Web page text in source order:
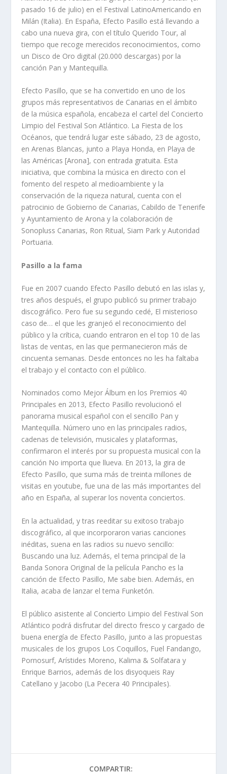
pasado 16 de julio) en el Festival LatinoAmericando en
Milán (Italia). En España, Efecto Pasillo está llevando a
cabo una nueva gira, con el título Querido Tour, al
tiempo que recoge merecidos reconocimientos, como
un Disco de Oro digital (20.000 descargas) por la
canción Pan y Mantequilla.
Efecto Pasillo, que se ha convertido en uno de los
grupos más representativos de Canarias en el ámbito
de la música española, encabeza el cartel del Concierto
Limpio del Festival Son Atlántico. La Fiesta de los
Océanos, que tendrá lugar este sábado, 23 de agosto,
en Arenas Blancas, junto a Playa Honda, en Playa de
las Américas [Arona], con entrada gratuita. Esta
iniciativa, que combina la música en directo con el
fomento del respeto al medioambiente y la
conservación de la riqueza natural, cuenta con el
patrocinio de Gobierno de Canarias, Cabildo de Tenerife
y Ayuntamiento de Arona y la colaboración de
Sonopluss Canarias, Ron Ritual, Siam Park y Autoridad
Portuaria.
Pasillo a la fama
Fue en 2007 cuando Efecto Pasillo debutó en las islas y,
tres años después, el grupo publicó su primer trabajo
discográfico. Pero fue su segundo cedé, El misterioso
caso de… el que les granjeó el reconocimiento del
público y la crítica, cuando entraron en el top 10 de las
listas de ventas, en las que permanecieron más de
cincuenta semanas. Desde entonces no les ha faltaba
el trabajo y el contacto con el público.
Nominados como Mejor Álbum en los Premios 40
Principales en 2013, Efecto Pasillo revolucionó el
panorama musical español con el sencillo Pan y
Mantequilla. Número uno en las principales radios,
cadenas de televisión, musicales y plataformas,
confirmaron el interés por su propuesta musical con la
canción No importa que llueva. En 2013, la gira de
Efecto Pasillo, que suma más de treinta millones de
visitas en youtube, fue una de las más importantes del
año en España, al superar los noventa conciertos.
En la actualidad, y tras reeditar su exitoso trabajo
discográfico, al que incorporaron varias canciones
inéditas, suena en las radios su nuevo sencillo:
Buscando una luz. Además, el tema principal de la
Banda Sonora Original de la película Pancho es la
canción de Efecto Pasillo, Me sabe bien. Además, en
Italia, acaba de lanzar el tema Funketón.
El público asistente al Concierto Limpio del Festival Son
Atlántico podrá disfrutar del directo fresco y cargado de
buena energía de Efecto Pasillo, junto a las propuestas
musicales de los grupos Los Coquillos, Fuel Fandango,
Pornosurf, Arístides Moreno, Kalima & Solfatara y
Enrique Barrios, además de los disyoqueis Ray
Catellano y Jacobo (La Pecera 40 Principales).
COMPARTIR: